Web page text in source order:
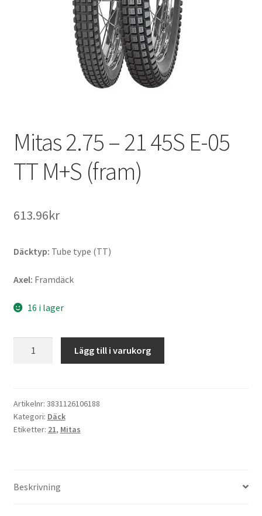
Mitas 2.75 – 21 45S E-05
TT M+S (fram)
613.96kr
Däcktyp: Tube type (TT)
Axel: Framdäck
16 i lager
45S
E-
05
mängd
Lägg till i varukorg
Artikelnr: 3831126106188
Kategori: Däck
Etiketter: 21, Mitas
Beskrivning